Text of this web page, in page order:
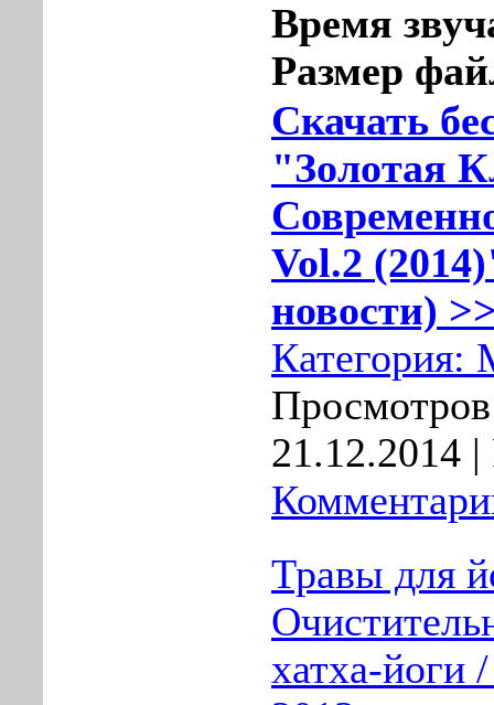
Время
Размер
Скачать
"Золотая
Vol.2
новости)
Категория:
21.12.2014 |
Травы для
хатха-